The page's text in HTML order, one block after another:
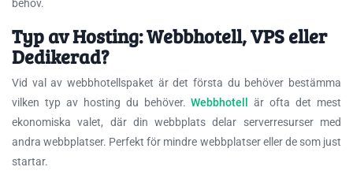
behov.
Typ av Hosting: Webbhotell, VPS eller
Dedikerad?
Vid val av webbhotellspaket är det första du behöver bestämma
vilken typ av hosting du behöver.Webbhotell
är ofta det mest
ekonomiska valet, där din webbplats delar serverresurser med
andra webbplatser. Perfekt för mindre webbplatser eller de som just
startar.